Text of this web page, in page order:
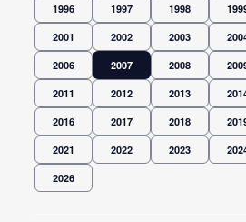
1996 1997 1998
2001 2002 2003
2006 2007 2008
2011 2012 2013
2016 2017 2018
2021 2022 2023
2026